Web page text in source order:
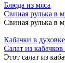
Блюда из мяса
Свиная рулька в
Свиная рулька в
Кабачки в духовке
Салат из
Этот салат из